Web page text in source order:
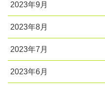
2023年9月
2023年8月
2023年7月
2023年6月